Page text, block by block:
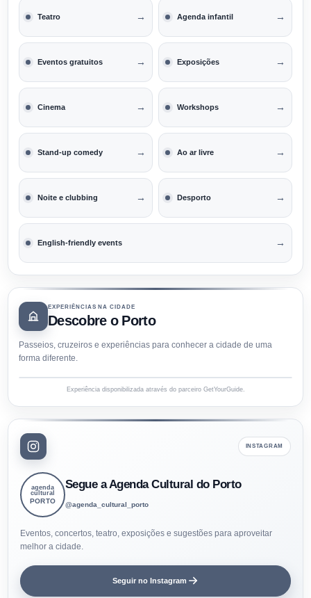
Teatro → Agenda infantil →
Eventos gratuitos → Exposições →
Cinema → Workshops →
Stand-up comedy → Ao ar livre →
Noite e clubbing → Desporto →
English-friendly events →
EXPERIÊNCIAS NA CIDADE
Descobre o Porto
Passeios, cruzeiros e experiências para conhecer a cidade de uma
forma diferente.
Experiência disponibilizada através do parceiro GetYourGuide.
INSTAGRAM
agenda
cultural
PORTO
Segue a Agenda Cultural do Porto
@agenda_cultural_porto
Eventos, concertos, teatro, exposições e sugestões para aproveitar
melhor a cidade.
Seguir no Instagram